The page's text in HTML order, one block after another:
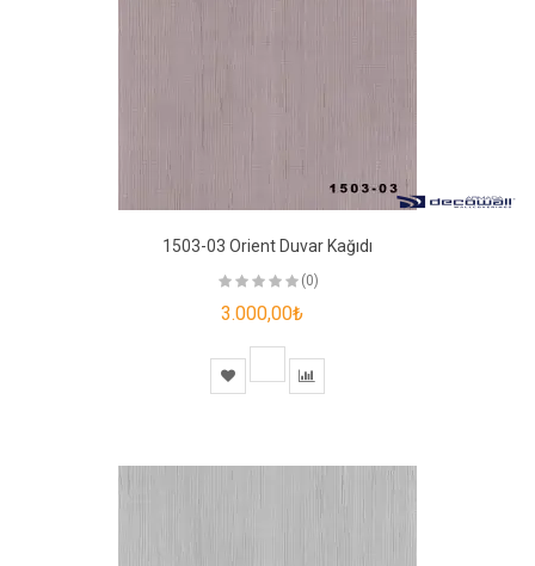
1503-03 Orient Duvar Kağıdı
(0)
3.000,00₺